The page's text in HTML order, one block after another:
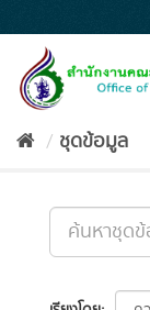
to
content
ชุดข้อมูล